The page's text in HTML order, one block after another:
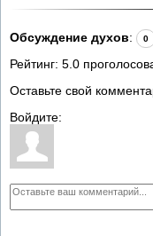
Обсуждение духов: 0
Рейтинг: 5.0
Оставьте свой
Войдите: